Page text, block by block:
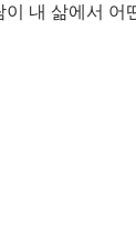
이 내 삶에서 어